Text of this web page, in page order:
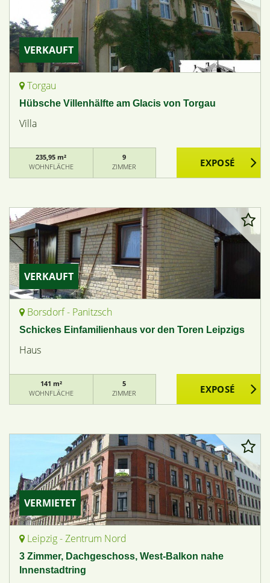
VERKAUFT
Torgau
Hübsche Villenhälfte am Glacis von Torgau
Villa
235,95 m²
WOHNFLÄCHE
9
ZIMMER
VERKAUFT
Borsdorf - Panitzsch
Schickes Einfamilienhaus vor den Toren Leipzigs
Haus
141 m²
WOHNFLÄCHE
5
ZIMMER
VERMIETET
Leipzig - Zentrum Nord
3 Zimmer, Dachgeschoss, West-Balkon nahe
Innenstadtring